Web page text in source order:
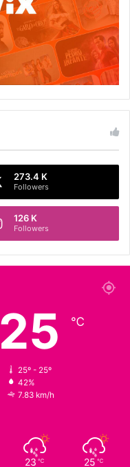
273.4 K
Followers
126 K
Followers
25 ℃
25º - 25º
42%
7.83 km/h
23 ℃ 25 ℃